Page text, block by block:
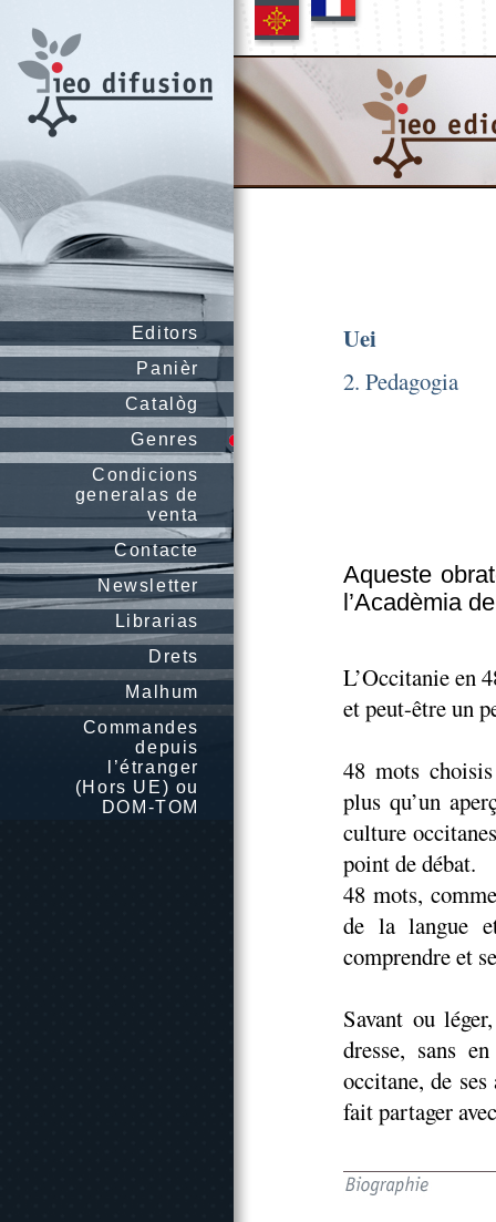
Editors
Panièr
Catalòg
Genres
Condicions
generalas de
venta
Contacte
Newsletter
Librarias
Drets
Malhum
Commandes
depuis
l’étranger
(Hors UE) ou
DOM-TOM
Uei
2. Pedagogia
Aqueste
l’Acadèmia
L’Occitanie en
et peut-être un
48 mots
plus qu’un
culture
point de débat.
48 mots,
de la langue
comprendre et
Savant ou
dresse, sans
occitane, de
fait partager